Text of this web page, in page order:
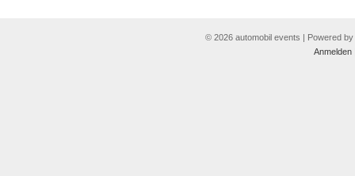
© 2026 automobil events | Powered by
Anmelden|